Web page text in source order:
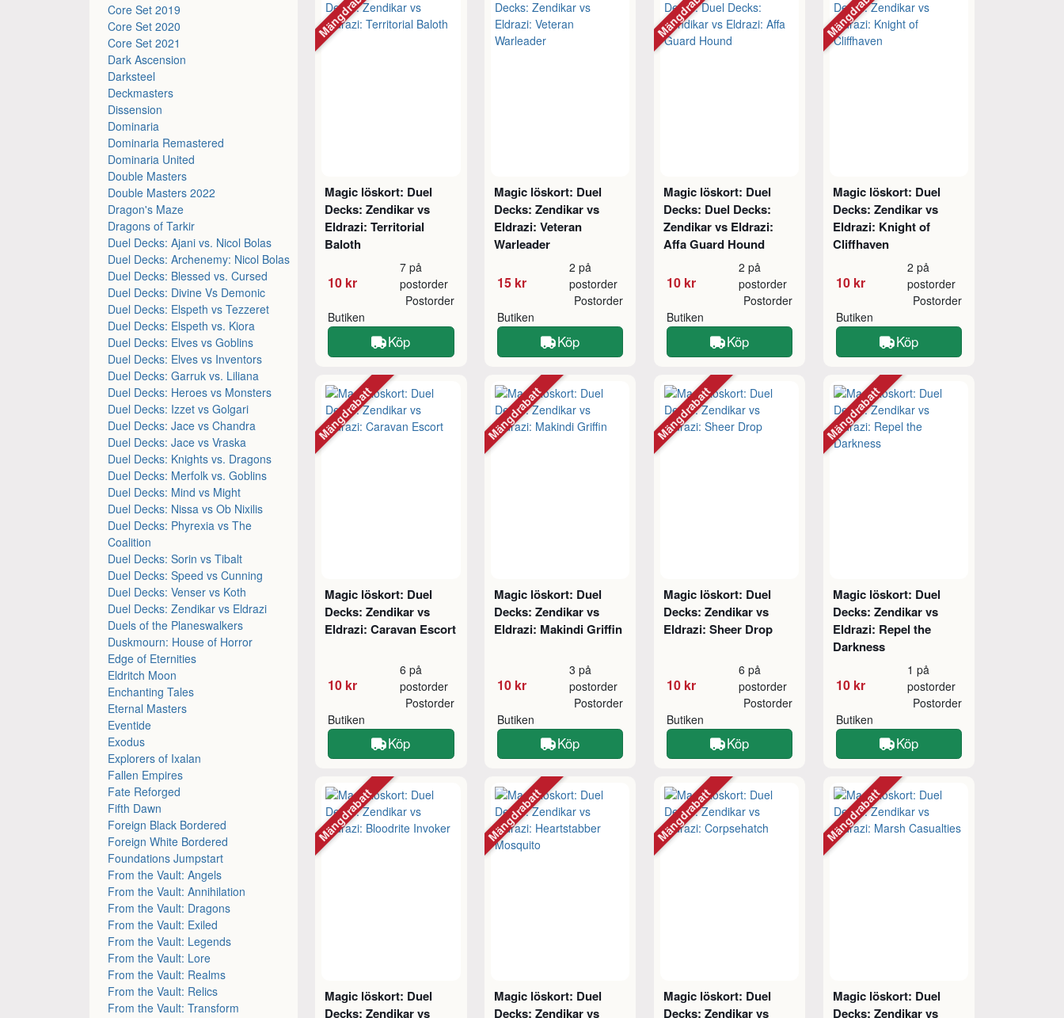
Core Set 2019
Core Set 2020
Core Set 2021
Dark Ascension
Darksteel
Deckmasters
Dissension
Dominaria
Dominaria Remastered
Dominaria United
Double Masters
Double Masters 2022
Dragon's Maze
Dragons of Tarkir
Duel Decks: Ajani vs. Nicol Bolas
Duel Decks: Archenemy: Nicol Bolas
Duel Decks: Blessed vs. Cursed
Duel Decks: Divine Vs Demonic
Duel Decks: Elspeth vs Tezzeret
Duel Decks: Elspeth vs. Kiora
Duel Decks: Elves vs Goblins
Duel Decks: Elves vs Inventors
Duel Decks: Garruk vs. Liliana
Duel Decks: Heroes vs Monsters
Duel Decks: Izzet vs Golgari
Duel Decks: Jace vs Chandra
Duel Decks: Jace vs Vraska
Duel Decks: Knights vs. Dragons
Duel Decks: Merfolk vs. Goblins
Duel Decks: Mind vs Might
Duel Decks: Nissa vs Ob Nixilis
Duel Decks: Phyrexia vs The
Coalition
Duel Decks: Sorin vs Tibalt
Duel Decks: Speed vs Cunning
Duel Decks: Venser vs Koth
Duel Decks: Zendikar vs Eldrazi
Duels of the Planeswalkers
Duskmourn: House of Horror
Edge of Eternities
Eldritch Moon
Enchanting Tales
Eternal Masters
Eventide
Exodus
Explorers of Ixalan
Fallen Empires
Fate Reforged
Fifth Dawn
Foreign Black Bordered
Foreign White Bordered
Foundations Jumpstart
From the Vault: Angels
From the Vault: Annihilation
From the Vault: Dragons
From the Vault: Exiled
From the Vault: Legends
From the Vault: Lore
From the Vault: Realms
From the Vault: Relics
From the Vault: Transform
Magic löskort: Duel
Decks: Zendikar vs
Eldrazi: Territorial
Baloth
10 kr
7 på
postorder
Butiken
Postorder
Köp
Magic löskort: Duel
Decks: Zendikar vs
Eldrazi: Veteran
Warleader
15 kr
2 på
postorder
Butiken
Postorder
Köp
Magic löskort: Duel
Decks: Duel Decks:
Zendikar vs Eldrazi:
Affa Guard Hound
10 kr
2 på
postorder
Butiken
Postorder
Köp
Magic löskort: Duel
Decks: Zendikar vs
Eldrazi: Knight of
Cliffhaven
10 kr
2 på
postorder
Butiken
Postorder
Köp
Magic löskort: Duel
Decks: Zendikar vs
Eldrazi: Caravan Escort
10 kr
6 på
postorder
Butiken
Postorder
Köp
Mängdrabatt
Magic löskort: Duel
Decks: Zendikar vs
Eldrazi: Makindi Griffin
10 kr
3 på
postorder
Butiken
Postorder
Köp
Mängdrabatt
Magic löskort: Duel
Decks: Zendikar vs
Eldrazi: Sheer Drop
10 kr
6 på
postorder
Butiken
Postorder
Köp
Mängdrabatt
Magic löskort: Duel
Decks: Zendikar vs
Eldrazi: Repel the
Darkness
10 kr
1 på
postorder
Butiken
Postorder
Köp
Mängdrabatt
Magic löskort: Duel
Decks: Zendikar vs
Mängdrabatt
Magic löskort: Duel
Decks: Zendikar vs
Mängdrabatt
Magic löskort: Duel
Decks: Zendikar vs
Mängdrabatt
Magic löskort: Duel
Decks: Zendikar vs
Mängdrabatt